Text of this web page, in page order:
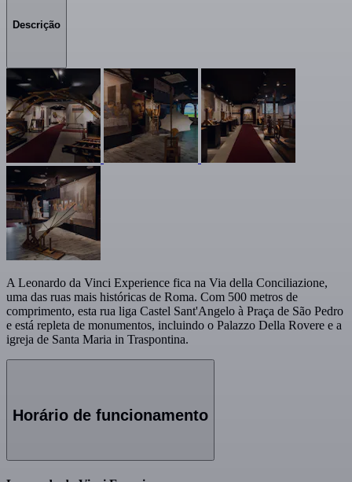
Descrição
A Leonardo da Vinci Experience fica na Via della Conciliazione,
uma das ruas mais históricas de Roma. Com 500 metros de
comprimento, esta rua liga Castel Sant'Angelo à Praça de São Pedro
e está repleta de monumentos, incluindo o Palazzo Della Rovere e a
igreja de Santa Maria in Traspontina.
Horário de funcionamento